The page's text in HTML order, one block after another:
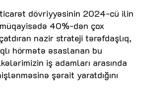
dövriyyəsinin 2024-cü ilin
40%-dən çox
nazir strateji tərəfdaşlıq,
hörmətə əsaslanan bu
iş adamları arasında
şərait yaratdığını